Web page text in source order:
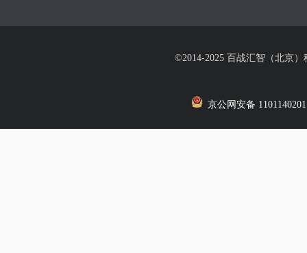
©2014-2025 百战汇智（北京
京公网安备